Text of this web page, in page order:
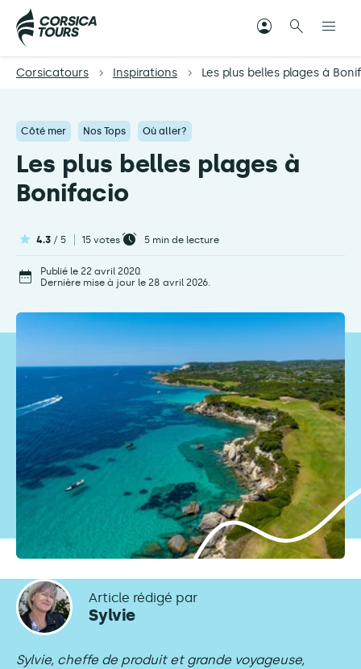
Corsicatours Inspirations Les plus belles plages à
Côté mer Nos Tops Où aller?
Les plus belles plages à
Bonifacio
4.3 / 5 15 votes 5 min de lecture
Publié le 22 avril 2020.
Dernière mise à jour le 28 avril 2026.
Article rédigé par
Sylvie
Sylvie, cheffe de produit et grande voyageuse,